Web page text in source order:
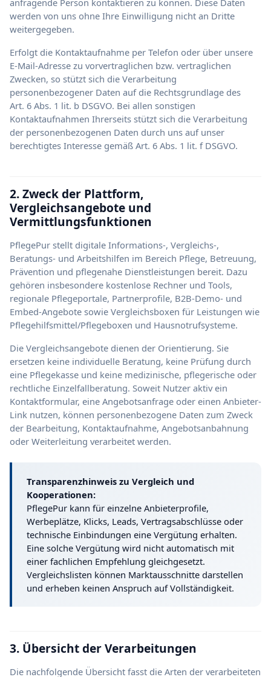
werden von uns ohne Ihre Einwilligung nicht an Dritte
weitergegeben.
Erfolgt die Kontaktaufnahme per Telefon oder über unsere
E-Mail-Adresse zu vorvertraglichen bzw. vertraglichen
Zwecken, so stützt sich die Verarbeitung
personenbezogener Daten auf die Rechtsgrundlage des
Art. 6 Abs. 1 lit. b DSGVO. Bei allen sonstigen
Kontaktaufnahmen Ihrerseits stützt sich die Verarbeitung
der personenbezogenen Daten durch uns auf unser
berechtigtes Interesse gemäß Art. 6 Abs. 1 lit. f DSGVO.
2. Zweck der Plattform,
Vergleichsangebote und
Vermittlungsfunktionen
PflegePur stellt digitale Informations-, Vergleichs-,
Beratungs- und Arbeitshilfen im Bereich Pflege, Betreuung,
Prävention und pflegenahe Dienstleistungen bereit. Dazu
gehören insbesondere kostenlose Rechner und Tools,
regionale Pflegeportale, Partnerprofile, B2B-Demo- und
Embed-Angebote sowie Vergleichsboxen für Leistungen wie
Pflegehilfsmittel/Pflegeboxen und Hausnotrufsysteme.
Die Vergleichsangebote dienen der Orientierung. Sie
ersetzen keine individuelle Beratung, keine Prüfung durch
eine Pflegekasse und keine medizinische, pflegerische oder
rechtliche Einzelfallberatung. Soweit Nutzer aktiv ein
Kontaktformular, eine Angebotsanfrage oder einen Anbieter-
Link nutzen, können personenbezogene Daten zum Zweck
der Bearbeitung, Kontaktaufnahme, Angebotsanbahnung
oder Weiterleitung verarbeitet werden.
Transparenzhinweis zu Vergleich und
Kooperationen:
PflegePur kann für einzelne Anbieterprofile,
Werbeplätze, Klicks, Leads, Vertragsabschlüsse oder
technische Einbindungen eine Vergütung erhalten.
Eine solche Vergütung wird nicht automatisch mit
einer fachlichen Empfehlung gleichgesetzt.
Vergleichslisten können Marktausschnitte darstellen
und erheben keinen Anspruch auf Vollständigkeit.
3. Übersicht der Verarbeitungen
Die nachfolgende Übersicht fasst die Arten der verarbeiteten